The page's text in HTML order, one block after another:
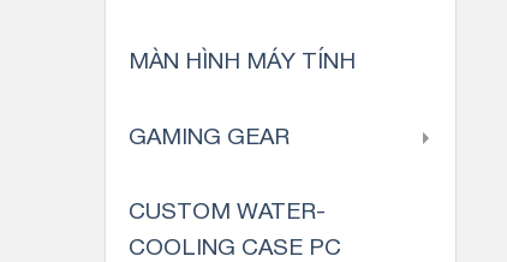
MÀN HÌNH MÁY TÍNH
GAMING GEAR
CUSTOM WATER-
COOLING CASE PC